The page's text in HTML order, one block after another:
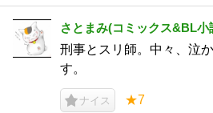
さとまみ(コミックス&BL小
刑事とスリ師。中々、泣
す。
ナイス ★7